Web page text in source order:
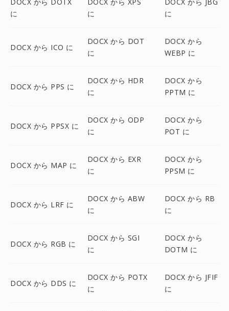
に
に
に
DOCX から ICO に
DOCX から DOT
に
DOCX から
WEBP に
DOCX から PPS に
DOCX から HDR
に
DOCX から
PPTM に
DOCX から PPSX に
DOCX から ODP
に
DOCX から
POT に
DOCX から MAP に
DOCX から EXR
に
DOCX から
PPSM に
DOCX から LRF に
DOCX から ABW
に
DOCX から RB
に
DOCX から RGB に
DOCX から SGI
に
DOCX から
DOTM に
DOCX から DDS に
DOCX から POTX
に
DOCX から JFIF
に